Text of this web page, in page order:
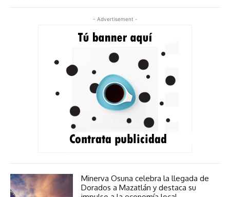
- Advertisement -
Minerva Osuna celebra la llegada de
Dorados a Mazatlán y destaca su